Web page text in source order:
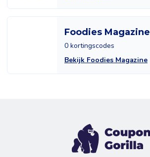
Foodies Magazine
0 kortingscodes
Bekijk Foodies Magazine